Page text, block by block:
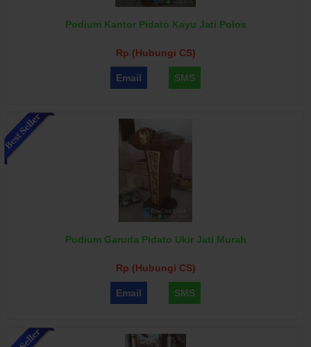
Podium Kantor Pidato Kayu Jati Polos
Rp (Hubungi CS)
Email SMS
Podium Garuda Pidato Ukir Jati Murah
Rp (Hubungi CS)
Email SMS